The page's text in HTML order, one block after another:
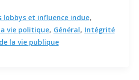
lobbys et influence indue,
vie politique, Général, Intégrité
la vie publique